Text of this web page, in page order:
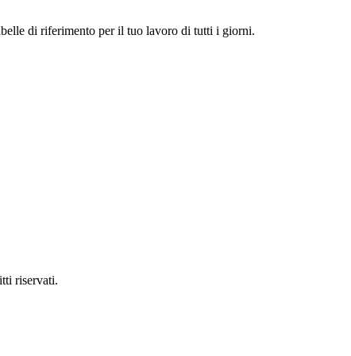
di riferimento per il tuo lavoro di tutti i giorni.
riservati.